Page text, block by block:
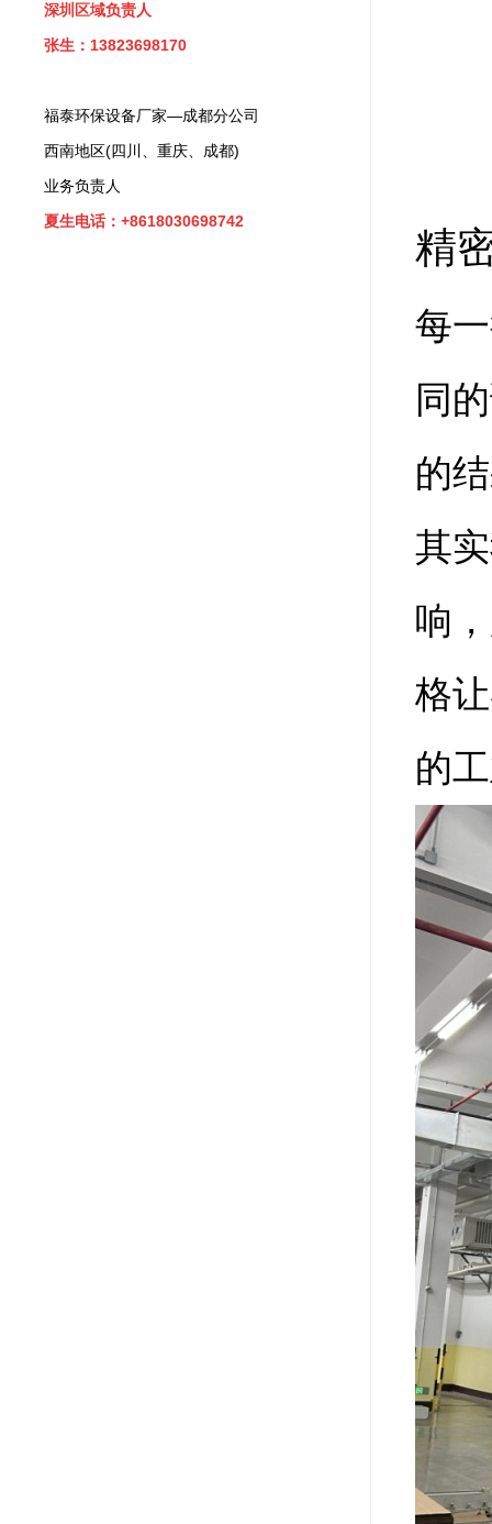
精
每
同
的
其
响
格
的
深圳区域负责人
张生：13823698170
福泰环保设备厂家—成都分公司
西南地区(四川、重庆、成都)
业务负责人
夏生电话：+8618030698742